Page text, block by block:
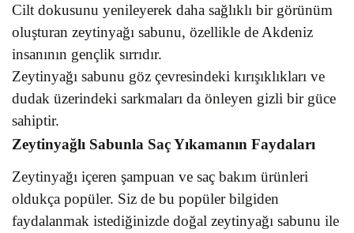
Cilt dokusunu yenileyerek daha sağlıklı bir görünüm
oluşturan zeytinyağı sabunu, özellikle de Akdeniz
insanının gençlik sırrıdır.
Zeytinyağı sabunu göz çevresindeki kırışıklıkları ve
dudak üzerindeki sarkmaları da önleyen gizli bir güce
sahiptir.
Zeytinyağlı Sabunla Saç Yıkamanın Faydaları
Zeytinyağı içeren şampuan ve saç bakım ürünleri
oldukça popüler. Siz de bu popüler bilgiden
faydalanmak istediğinizde doğal zeytinyağı sabunu ile